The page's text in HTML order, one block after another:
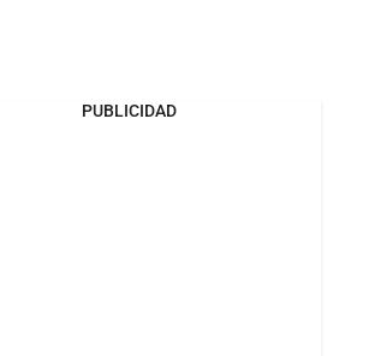
PUBLICIDAD